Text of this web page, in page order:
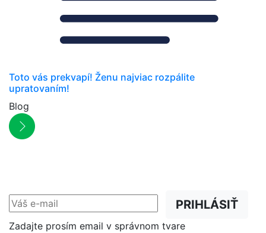
Toto vás prekvapí! Ženu najviac rozpálite
upratovaním!
Blog
PRIHLÁSIŤ
Zadajte prosím email v správnom tvare